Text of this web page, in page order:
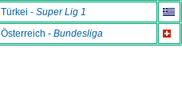
Türkei - Super Lig 1
Österreich - Bundesliga